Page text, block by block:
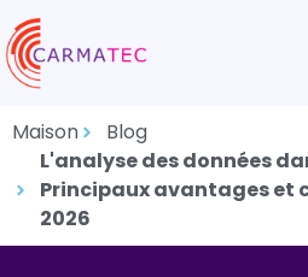
Maison
Blog
L'analyse des données
Principaux avantages et
2026